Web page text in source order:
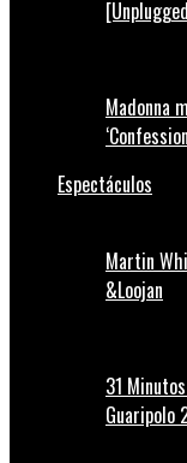
Madonna
Espectáculos
Martin
&Loojan
31
Guaripolo